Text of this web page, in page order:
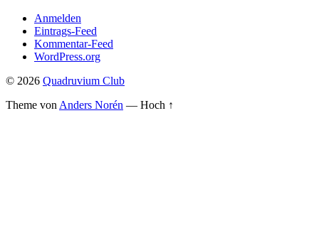
Anmelden
Eintrags-Feed
Kommentar-Feed
WordPress.org
© 2026 Quadruvium Club
Theme von Anders Norén — Hoch ↑